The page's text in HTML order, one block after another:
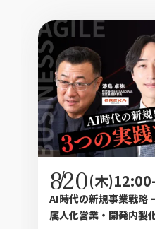
8/20(木
AI時代の新規事業戦略
属人化営業・開発内製